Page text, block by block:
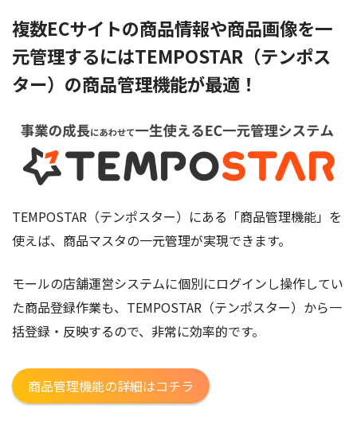
複数ECサイトの商品情報や商品画像を一
元管理するにはTEMPOSTAR（テンポス
ター）の商品管理機能が最適！
TEMPOSTAR（テンポスター）にある「商品管理機能」を
使えば、商品マスタの一元管理が実現できます。
モールの店舗運営システムに個別にログインし操作してい
た商品登録作業も、TEMPOSTAR（テンポスター）から一
括登録・反映するので、非常に効率的です。
商品管理機能の詳細はコチラ